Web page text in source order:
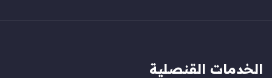
الخدمات القنصلية